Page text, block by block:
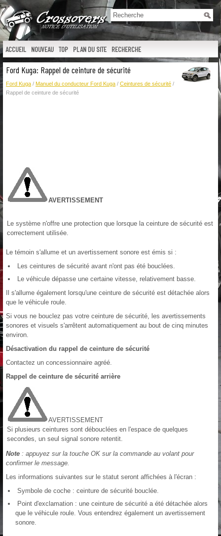
ACCUEIL NOUVEAU TOP PLAN DU SITE RECHERCHE
Ford Kuga: Rappel de ceinture de sécurité
Ford Kuga / Manuel du conducteur Ford Kuga / Ceintures de sécurité /
Rappel de ceinture de sécurité
AVERTISSEMENT
Le système n'offre une protection que lorsque la ceinture de sécurité est
correctement utilisée.
Le témoin s'allume et un avertissement sonore est émis si :
Les ceintures de sécurité avant n'ont pas été bouclées.
Le véhicule dépasse une certaine vitesse, relativement basse.
Il s'allume également lorsqu'une ceinture de sécurité est détachée alors
que le véhicule roule.
Si vous ne bouclez pas votre ceinture de sécurité, les avertissements
sonores et visuels s'arrêtent automatiquement au bout de cinq minutes
environ.
Désactivation du rappel de ceinture de sécurité
Contactez un concessionnaire agréé.
Rappel de ceinture de sécurité arrière
AVERTISSEMENT
Si plusieurs ceintures sont débouclées en l'espace de quelques
secondes, un seul signal sonore retentit.
Note : appuyez sur la touche OK sur la commande au volant pour
confirmer le message.
Les informations suivantes sur le statut seront affichées à l'écran :
Symbole de coche : ceinture de sécurité bouclée.
Point d'exclamation : une ceinture de sécurité a été détachée alors
que le véhicule roule. Vous entendrez également un avertissement
sonore.